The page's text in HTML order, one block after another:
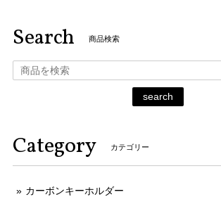
Search 商品検索
search
Category カテゴリー
カーボンキーホルダー